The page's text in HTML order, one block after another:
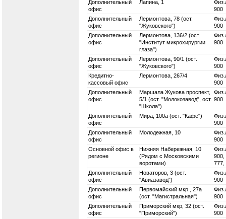
Дополнительный
офис
Лапина, 1
900
Дополнительный
офис
Лермонтова, 78 (ост.
"Жуковского")
900
Дополнительный
офис
Лермонтова, 136/2 (ост.
"Институт микрохирургии
глаза")
900
Дополнительный
офис
Лермонтова, 90/1 (ост.
"Жуковского")
900
Кредитно-
кассовый офис
Лермонтова, 267/4
900
Дополнительный
офис
Маршала Жукова проспект,
5/1 (ост. "Молокозавод", ост.
"Школа")
900
Дополнительный
офис
Мира, 100а (ост. "Кафе")
900
Дополнительный
офис
Молодежная, 10
900
Основной офис в
регионе
Нижняя Набережная, 10
(Рядом с Московскими
воротами)
900,
777,
Дополнительный
офис
Новаторов, 3 (ост.
"Авиазавод")
900
Дополнительный
офис
Первомайский мкр., 27а
(ост. "Магистральная")
900
Дополнительный
офис
Приморский мкр, 32 (ост.
"Приморский")
900